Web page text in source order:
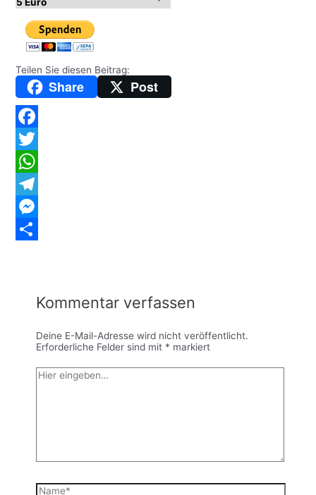
Teilen Sie diesen Beitrag:
Share Post
Facebook
Twitter
WhatsApp
Telegram
Messenger
Kommentar verfassen
Deine E-Mail-Adresse wird nicht veröffentlicht.
Erforderliche Felder sind mit * markiert
Hier
eingeben…
Name*